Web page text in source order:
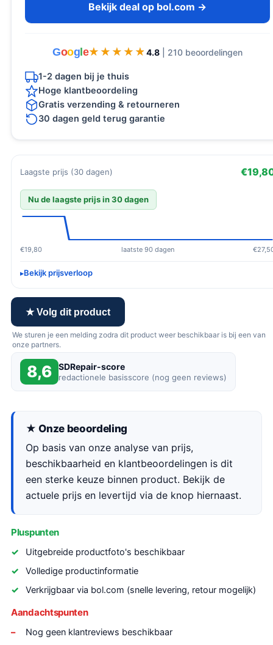
Bekijk deal op bol.com →
Goog e★★★★★
★★★★★ 4.8 | 210 beoordelingen
1-2 dagen bij je thuis
Hoge klantbeoordeling
Gratis verzending & retourneren
30 dagen geld terug garantie
Laagste prijs (30 dagen)
Nu de laagste prijs in 30 dagen
€19,80 laatste 90 dagen
Bekijk prijsverloop
★ Volg dit product
We sturen je een melding zodra dit product weer beschikbaar is bij een van
onze partners.
8,6 SDRepair-score
redactionele basisscore (nog geen reviews)
★ Onze beoordeling
Op basis van onze analyse van prijs,
beschikbaarheid en klantbeoordelingen is dit
een sterke keuze binnen product. Bekijk de
actuele prijs en levertijd via de knop hiernaast.
Pluspunten
Uitgebreide productfoto's beschikbaar
Volledige productinformatie
Verkrijgbaar via bol.com (snelle levering, retour mogelijk)
Aandachtspunten
Nog geen klantreviews beschikbaar